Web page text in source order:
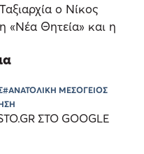
ο Νίκος
«Νέα Θητεία» και η
#ΑΝΑΤΟΛΙΚΗ ΜΕΣΟΓΕΙΟΣ
ΣΤΟ GOOGLE